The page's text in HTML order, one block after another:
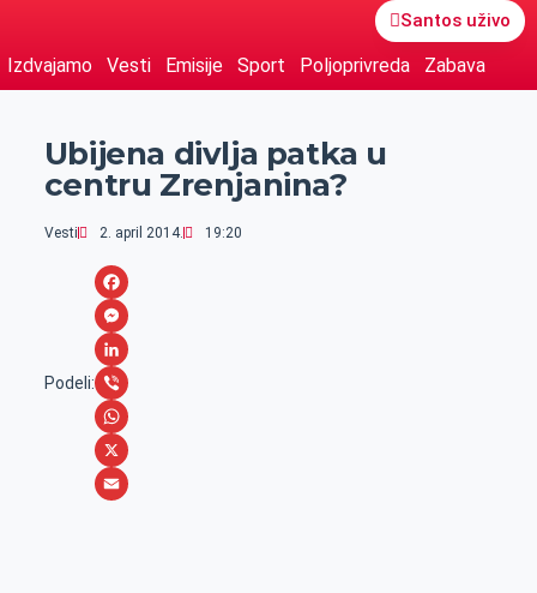
Santos uživo
Izdvajamo Vesti Emisije Sport Poljoprivreda Zabava
Ubijena divlja patka u
centru Zrenjanina?
Vesti 2. april 2014. 19:20
Podeli:
F
a
c
e
b
o
M
e
s
s
e
L
i
n
k
V
i
b
W
h
X